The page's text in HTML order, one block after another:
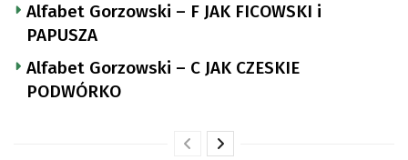
Alfabet Gorzowski – F JAK FICOWSKI i
PAPUSZA
Alfabet Gorzowski – C JAK CZESKIE
PODWÓRKO